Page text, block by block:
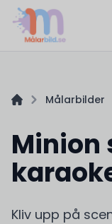
Målarbilder
Minion
Kliv upp på